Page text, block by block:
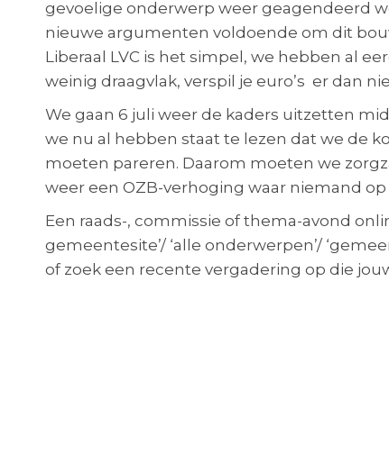
gevoelige onderwerp weer geagendeerd
nieuwe argumenten voldoende om dit
Liberaal LVC is het simpel, we hebben al
weinig draagvlak, verspil je euro’s er dan
We gaan 6 juli weer de kaders uitzetten
we nu al hebben staat te lezen dat we de
moeten pareren. Daarom moeten we
weer een OZB-verhoging waar niemand
Een raads-, commissie of thema-avond
gemeentesite’/ ‘alle onderwerpen’/
of zoek een recente vergadering op die